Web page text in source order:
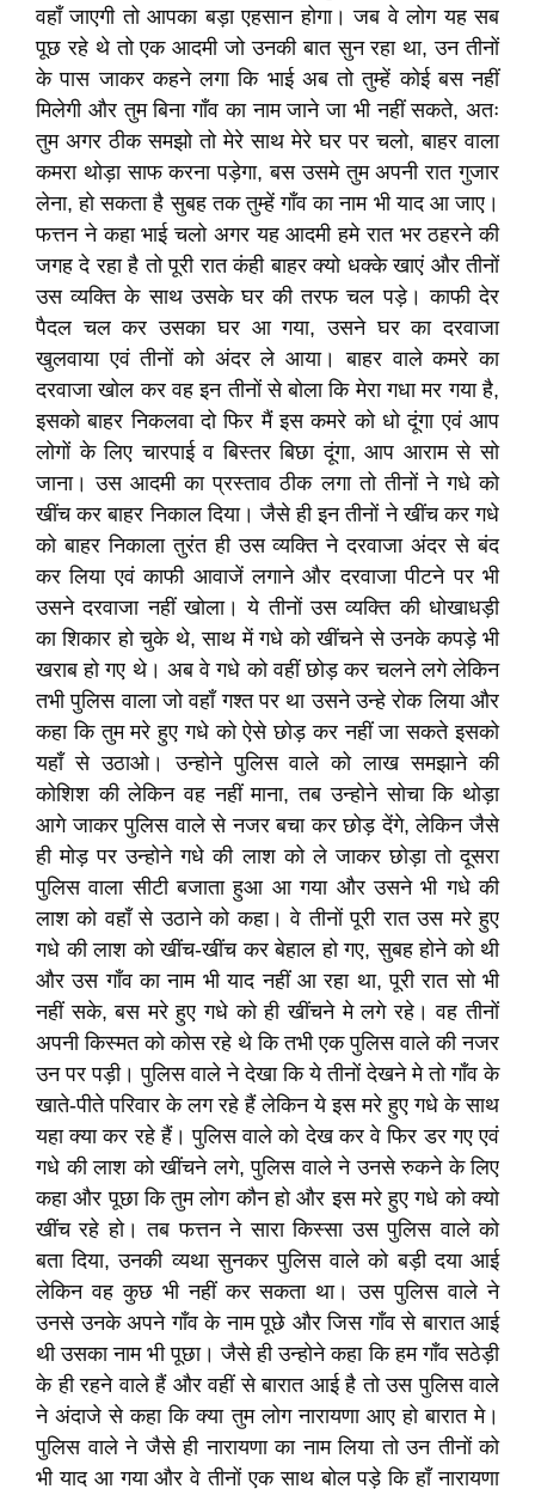
वहाँ जाएगी तो आपका बड़ा एहसान होगा। जब वे लोग यह सब
पूछ रहे थे तो एक आदमी जो उनकी बात सुन रहा था, उन तीनों
के पास जाकर कहने लगा कि भाई अब तो तुम्हें कोई बस नहीं
मिलेगी और तुम बिना गाँव का नाम जाने जा भी नहीं सकते, अतः
तुम अगर ठीक समझो तो मेरे साथ मेरे घर पर चलो, बाहर वाला
कमरा थोड़ा साफ करना पड़ेगा, बस उसमे तुम अपनी रात गुजार
लेना, हो सकता है सुबह तक तुम्हें गाँव का नाम भी याद आ जाए।
फत्तन ने कहा भाई चलो अगर यह आदमी हमे रात भर ठहरने की
जगह दे रहा है तो पूरी रात कंही बाहर क्यो धक्के खाएं और तीनों
उस व्यक्ति के साथ उसके घर की तरफ चल पड़े। काफी देर
पैदल चल कर उसका घर आ गया, उसने घर का दरवाजा
खुलवाया एवं तीनों को अंदर ले आया। बाहर वाले कमरे का
दरवाजा खोल कर वह इन तीनों से बोला कि मेरा गधा मर गया है,
इसको बाहर निकलवा दो फिर मैं इस कमरे को धो दूंगा एवं आप
लोगों के लिए चारपाई व बिस्तर बिछा दूंगा, आप आराम से सो
जाना। उस आदमी का प्रस्ताव ठीक लगा तो तीनों ने गधे को
खींच कर बाहर निकाल दिया। जैसे ही इन तीनों ने खींच कर गधे
को बाहर निकाला तुरंत ही उस व्यक्ति ने दरवाजा अंदर से बंद
कर लिया एवं काफी आवाजें लगाने और दरवाजा पीटने पर भी
उसने दरवाजा नहीं खोला। ये तीनों उस व्यक्ति की धोखाधड़ी
का शिकार हो चुके थे, साथ में गधे को खींचने से उनके कपड़े भी
खराब हो गए थे। अब वे गधे को वहीं छोड़ कर चलने लगे लेकिन
तभी पुलिस वाला जो वहाँ गश्त पर था उसने उन्हे रोक लिया और
कहा कि तुम मरे हुए गधे को ऐसे छोड़ कर नहीं जा सकते इसको
यहाँ से उठाओ। उन्होने पुलिस वाले को लाख समझाने की
कोशिश की लेकिन वह नहीं माना, तब उन्होने सोचा कि थोड़ा
आगे जाकर पुलिस वाले से नजर बचा कर छोड़ देंगे, लेकिन जैसे
ही मोड़ पर उन्होने गधे की लाश को ले जाकर छोड़ा तो दूसरा
पुलिस वाला सीटी बजाता हुआ आ गया और उसने भी गधे की
लाश को वहाँ से उठाने को कहा। वे तीनों पूरी रात उस मरे हुए
गधे की लाश को खींच-खींच कर बेहाल हो गए, सुबह होने को थी
और उस गाँव का नाम भी याद नहीं आ रहा था, पूरी रात सो भी
नहीं सके, बस मरे हुए गधे को ही खींचने मे लगे रहे। वह तीनों
अपनी किस्मत को कोस रहे थे कि तभी एक पुलिस वाले की नजर
उन पर पड़ी। पुलिस वाले ने देखा कि ये तीनों देखने मे तो गाँव के
खाते-पीते परिवार के लग रहे हैं लेकिन ये इस मरे हुए गधे के साथ
यहा क्या कर रहे हैं। पुलिस वाले को देख कर वे फिर डर गए एवं
गधे की लाश को खींचने लगे, पुलिस वाले ने उनसे रुकने के लिए
कहा और पूछा कि तुम लोग कौन हो और इस मरे हुए गधे को क्यो
खींच रहे हो। तब फत्तन ने सारा किस्सा उस पुलिस वाले को
बता दिया, उनकी व्यथा सुनकर पुलिस वाले को बड़ी दया आई
लेकिन वह कुछ भी नहीं कर सकता था। उस पुलिस वाले ने
उनसे उनके अपने गाँव के नाम पूछे और जिस गाँव से बारात आई
थी उसका नाम भी पूछा। जैसे ही उन्होने कहा कि हम गाँव सठेड़ी
के ही रहने वाले हैं और वहीं से बारात आई है तो उस पुलिस वाले
ने अंदाजे से कहा कि क्या तुम लोग नारायणा आए हो बारात मे।
पुलिस वाले ने जैसे ही नारायणा का नाम लिया तो उन तीनों को
भी याद आ गया और वे तीनों एक साथ बोल पड़े कि हाँ नारायणा